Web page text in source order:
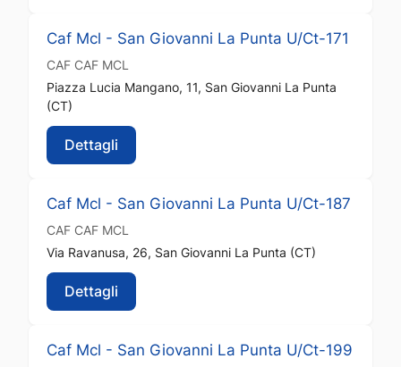
Caf Mcl - San Giovanni La Punta U/Ct-171
CAF CAF MCL
Piazza Lucia Mangano, 11, San Giovanni La Punta
(CT)
Dettagli
Caf Mcl - San Giovanni La Punta U/Ct-187
CAF CAF MCL
Via Ravanusa, 26, San Giovanni La Punta (CT)
Dettagli
Caf Mcl - San Giovanni La Punta U/Ct-199